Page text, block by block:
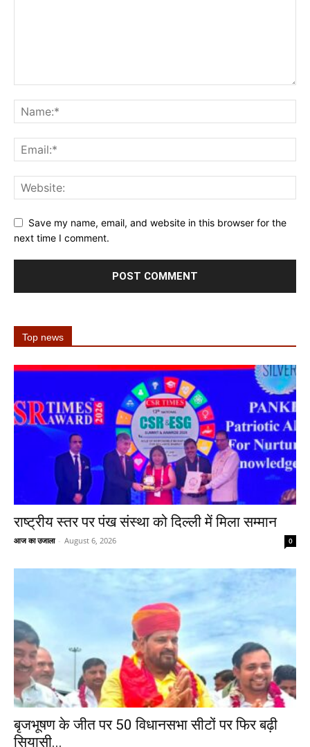
Save my name, email, and website in this browser for the
next time I comment.
Top news
राष्ट्रीय स्तर पर पंख संस्था को दिल्ली में मिला सम्मान
आज का उजाला - August 6, 2026 0
बृजभूषण के जीत पर 50 विधानसभा सीटों पर फिर बढ़ी
सियासी...